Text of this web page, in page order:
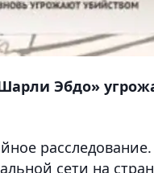
Эбдо»
сети на